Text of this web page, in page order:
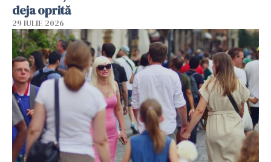
deja oprită
29 IULIE 2026